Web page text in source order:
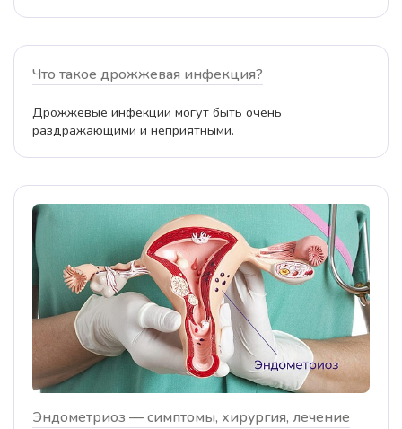
Что такое дрожжевая инфекция?
Дрожжевые инфекции могут быть очень
раздражающими и неприятными.
Эндометриоз — симптомы, хирургия, лечение